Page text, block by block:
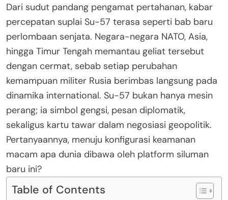
Dari sudut pandang pengamat pertahanan, kabar
percepatan suplai Su-57 terasa seperti bab baru
perlombaan senjata. Negara-negara NATO, Asia,
hingga Timur Tengah memantau geliat tersebut
dengan cermat, sebab setiap perubahan
kemampuan militer Rusia berimbas langsung pada
dinamika international. Su-57 bukan hanya mesin
perang; ia simbol gengsi, pesan diplomatik,
sekaligus kartu tawar dalam negosiasi geopolitik.
Pertanyaannya, menuju konfigurasi keamanan
macam apa dunia dibawa oleh platform siluman
baru ini?
Table of Contents